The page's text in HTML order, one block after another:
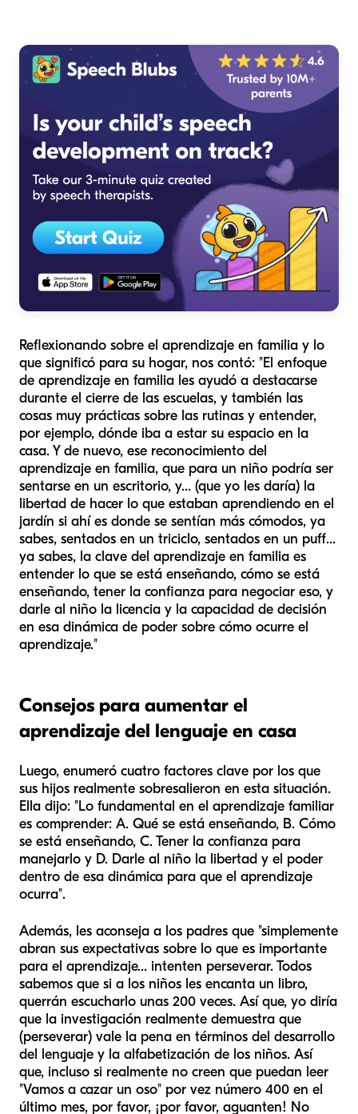
Reflexionando sobre el aprendizaje en familia y lo
que significó para su hogar, nos contó: "El enfoque
de aprendizaje en familia les ayudó a destacarse
durante el cierre de las escuelas, y también las
cosas muy prácticas sobre las rutinas y entender,
por ejemplo, dónde iba a estar su espacio en la
casa. Y de nuevo, ese reconocimiento del
aprendizaje en familia, que para un niño podría ser
sentarse en un escritorio, y... (que yo les daría) la
libertad de hacer lo que estaban aprendiendo en el
jardín si ahí es donde se sentían más cómodos, ya
sabes, sentados en un triciclo, sentados en un puff...
ya sabes, la clave del aprendizaje en familia es
entender lo que se está enseñando, cómo se está
enseñando, tener la confianza para negociar eso, y
darle al niño la licencia y la capacidad de decisión
en esa dinámica de poder sobre cómo ocurre el
aprendizaje."
Consejos para aumentar el
aprendizaje del lenguaje en casa
Luego, enumeró cuatro factores clave por los que
sus hijos realmente sobresalieron en esta situación.
Ella dijo: "Lo fundamental en el aprendizaje familiar
es comprender: A. Qué se está enseñando, B. Cómo
se está enseñando, C. Tener la confianza para
manejarlo y D. Darle al niño la libertad y el poder
dentro de esa dinámica para que el aprendizaje
ocurra".
Además, les aconseja a los padres que "simplemente
abran sus expectativas sobre lo que es importante
para el aprendizaje... intenten perseverar. Todos
sabemos que si a los niños les encanta un libro,
querrán escucharlo unas 200 veces. Así que, yo diría
que la investigación realmente demuestra que
(perseverar) vale la pena en términos del desarrollo
del lenguaje y la alfabetización de los niños. Así
que, incluso si realmente no creen que puedan leer
"Vamos a cazar un oso" por vez número 400 en el
último mes, por favor, ¡por favor, aguanten! No